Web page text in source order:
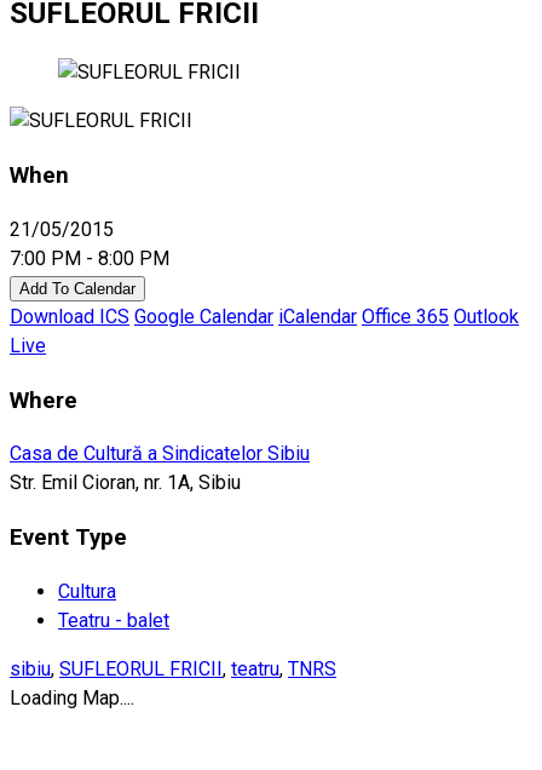
SUFLEORUL FRICII
When
21/05/2015
7:00 PM - 8:00 PM
Add To Calendar
Download ICS Google Calendar iCalendar Office 365 Outlook
Live
Where
Casa de Cultură a Sindicatelor Sibiu
Str. Emil Cioran, nr. 1A, Sibiu
Event Type
Cultura
Teatru - balet
sibiu, SUFLEORUL FRICII, teatru, TNRS
Loading Map....